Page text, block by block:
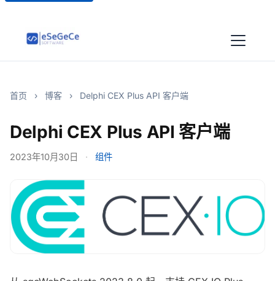
首页 › 博客 › Delphi CEX Plus API 客户端
Delphi CEX Plus API 客户端
2023年10月30日 · 组件